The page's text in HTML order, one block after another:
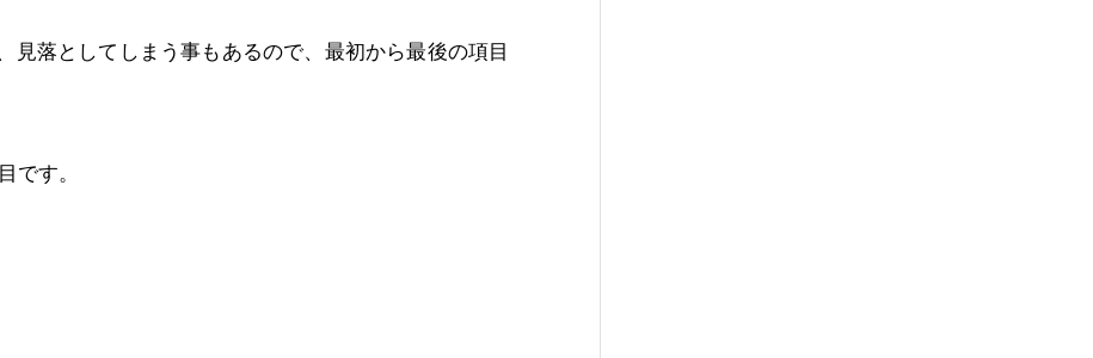
見落としてしまう事もあるので、最初から最後の項目
です。